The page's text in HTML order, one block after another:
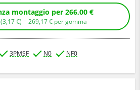
Compra senza montaggio per 266,00 €
+ Ecotassa: (3,17€ ) =269,17€ per gomma
3PMSF N0 NF0